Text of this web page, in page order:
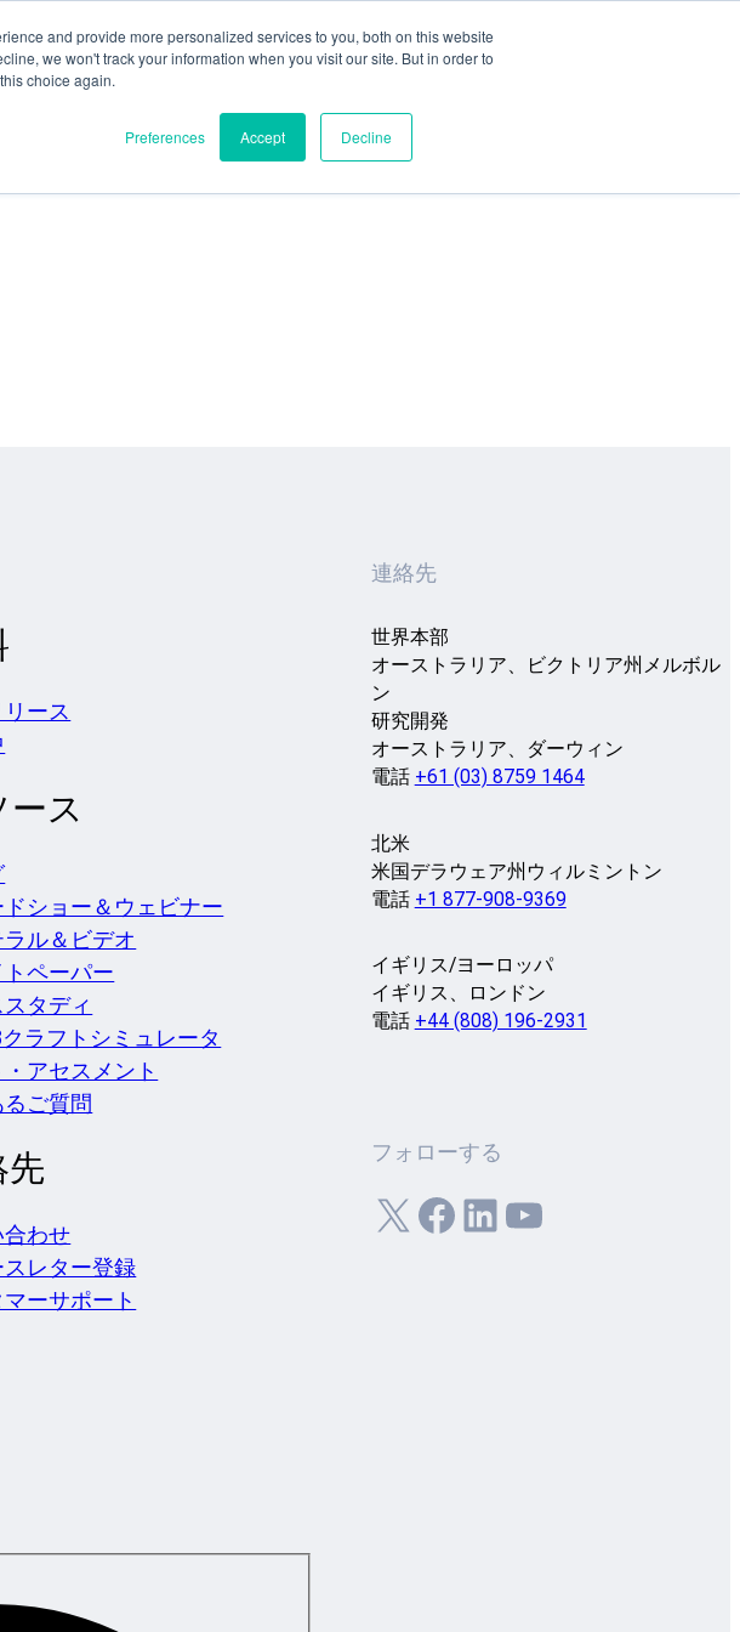
and provide more personalized services to you, both on this website
we won't track your information when you visit our site. But in order to
choice again.
Preferences Accept Decline
ース
ース
ドショー＆ウェビナー
ラル＆ビデオ
ペーパー
タディ
クラフトシミュレータ
アセスメント
ご質問
先
わせ
スレター登録
ーサポート
連絡先
世界本部
オーストラリア、ビクトリア州メルボル
ン
研究開発
オーストラリア、ダーウィン
電話 +61 (03) 8759 1464
北米
米国デラウェア州ウィルミントン
電話 +1 877-908-9369
イギリス/ヨーロッパ
イギリス、ロンドン
電話 +44 (808) 196-2931
フォローする
X フェイスブックLinkedIn ユーチューブ